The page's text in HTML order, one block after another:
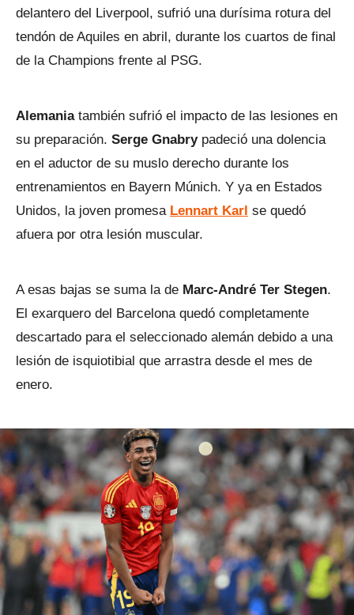
delantero del Liverpool, sufrió una durísima rotura del
tendón de Aquiles en abril, durante los cuartos de final
de la Champions frente al PSG.
Alemania también sufrió el impacto de las lesiones en
su preparación. Serge Gnabry padeció una dolencia
en el aductor de su muslo derecho durante los
entrenamientos en Bayern Múnich. Y ya en Estados
Unidos, la joven promesa Lennart Karl se quedó
afuera por otra lesión muscular.
A esas bajas se suma la de Marc-André Ter Stegen.
El exarquero del Barcelona quedó completamente
descartado para el seleccionado alemán debido a una
lesión de isquiotibial que arrastra desde el mes de
enero.